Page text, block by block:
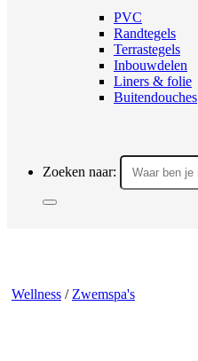
PVC
Randtegels
Terrastegels
Inbouwdelen
Liners & folie
Buitendouches
Zoeken naar:
Wellness / Zwemspa's